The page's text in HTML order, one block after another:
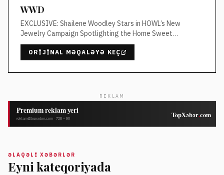
WWD
EXCLUSIVE: Shailene Woodley Stars in HOWL’s New
Jewelry Campaign Spotlighting the Home Sweet
Home Collection
ORIJINAL MƏQALƏYƏ KEÇ
REKLAM
ƏLAQƏLI XƏBƏRLƏR
Eyni kateqoriyada